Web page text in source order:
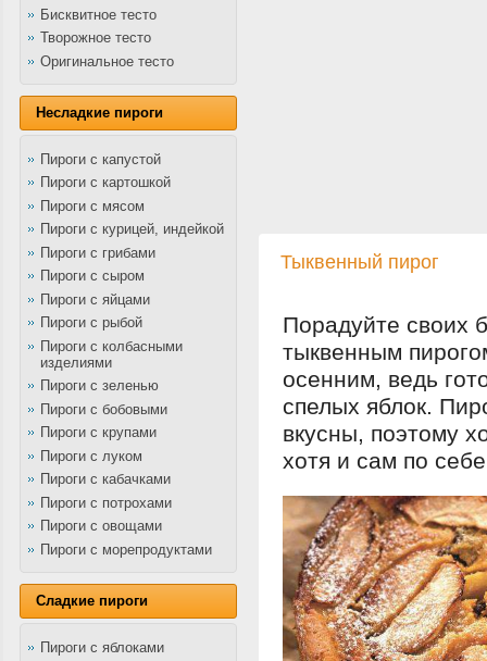
Бисквитное тесто
Творожное тесто
Оригинальное тесто
Несладкие пироги
Пироги с капустой
Пироги с картошкой
Пироги с мясом
Пироги с курицей, индейкой
Пироги с грибами
Пироги с сыром
Пироги с яйцами
Пироги с рыбой
Пироги с колбасными
изделиями
Пироги с зеленью
Пироги с бобовыми
Пироги с крупами
Пироги с луком
Пироги с кабачками
Пироги с потрохами
Пироги с овощами
Пироги с морепродуктами
Сладкие пироги
Пироги с яблоками
Тыквенный пирог
Порадуйте своих
тыквенным
осенним, ведь
спелых яблок.
вкусны, поэтому
хотя и сам по